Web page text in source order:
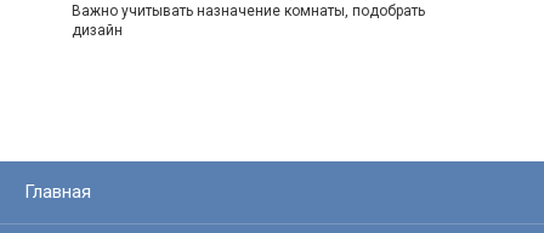
Важно учитывать назначение комнаты, подобрать
дизайн
Главная